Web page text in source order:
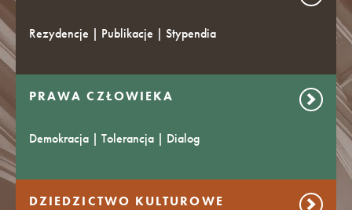
Rezydencje | Publikacje | Stypendia
PRAWA CZŁOWIEKA
Demokracja | Tolerancja | Dialog
DZIEDZICTWO KULTUROWE